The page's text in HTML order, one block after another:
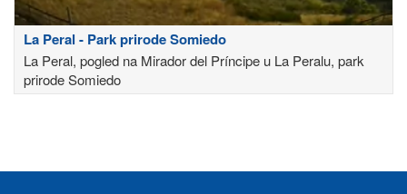
La Peral - Park prirode Somiedo
La Peral, pogled na Mirador del Príncipe u La Peralu, park
prirode Somiedo